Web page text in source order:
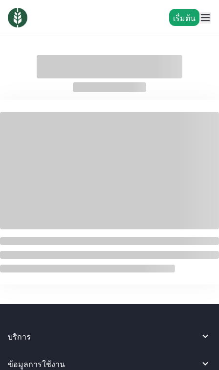
เรื่มต้น
บริการ
ข้อมูลการใช้งาน